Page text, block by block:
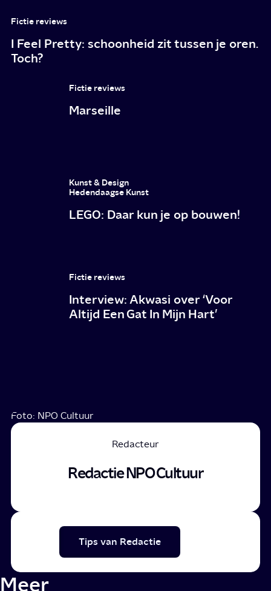
deFictie reviews
I Feel Pretty: schoonheid zit tussen je oren.
Toch?
Fictie reviews
Marseille
Kunst & Design
Hedendaagse Kunst
LEGO: Daar kun je op bouwen!
Fictie reviews
Interview: Akwasi over ‘Voor
Altijd Een Gat In Mijn Hart’
Foto: NPO Cultuur
Redacteur
Redactie NPO Cultuur
Tips van Redactie
Meer